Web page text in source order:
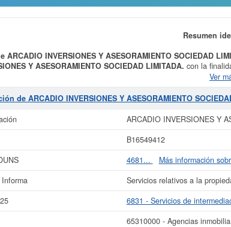
Resumen
ARCADIO INVERSIONES Y ASESORAMIENTO SOCIEDAD
Y ASESORAMIENTO SOCIEDAD LIMITADA. con la
al por menor. Distribución comercial. Importación y exportación.
y restauración. 7. Prestación de servicios. Actividades de
inmobiliarias. La empresaARCADIO INVERSIONES Y
es del 19/07/2026. Esta empresa y otras similiares pueden
interesado en conocer más datos de la empresa ARCADIO
a este Informe ampliado
de ARCADIO INVERSIONES Y
años de actividad, así como los
La última actualización del informe de
Ver
de ARCADIO INVERSIONES Y ASESORAMIENTO
ARCADIO INVERSIONES Y
B16549412
4681...
Más información
Servicios relativos a la
6831 - Servicios de
65310000 - Agencias